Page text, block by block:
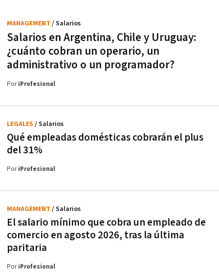
Salarios en Argentina, Chile y Uruguay:
¿cuánto cobran un operario, un
administrativo o un programador?
MANAGEMENT / Salarios
PoriProfesional
Qué empleadas domésticas cobrarán el plus
del 31%
LEGALES / Salarios
PoriProfesional
El salario mínimo que cobra un empleado de
comercio en agosto 2026, tras la última
paritaria
MANAGEMENT / Salarios
PoriProfesional